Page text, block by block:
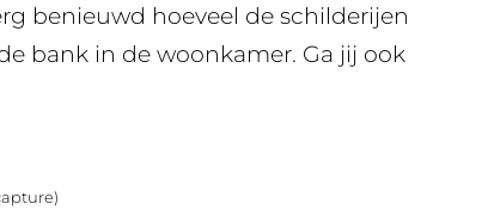
benieuwd hoeveel de schilderijen
bank in de woonkamer. Ga jij ook